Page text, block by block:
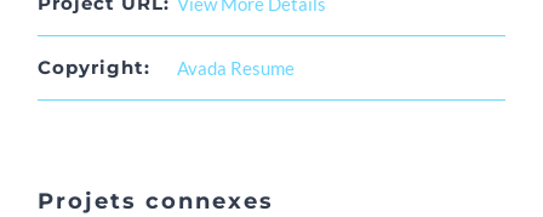
Copyright: Avada Resume
Projets connexes